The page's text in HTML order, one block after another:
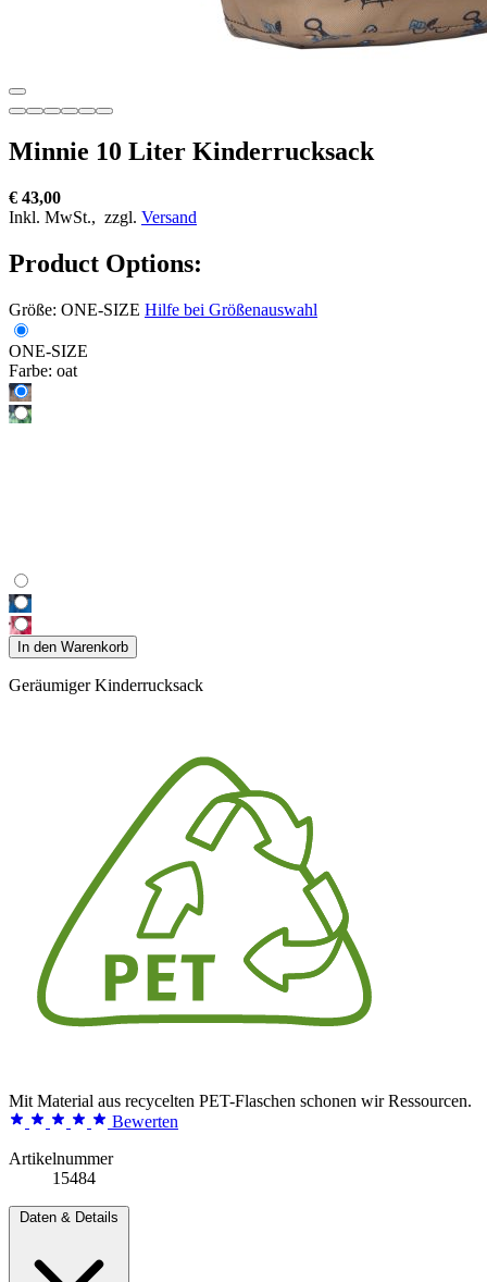
Minnie 10 Liter Kinderrucksack
€ 43,00
Inkl. MwSt., zzgl. Versand
Product Options:
Größe: ONE-SIZE Hilfe bei Größenauswahl
ONE-SIZE
Farbe: oat
In den Warenkorb
Geräumiger Kinderrucksack
Mit Material aus recycelten PET-Flaschen schonen wir Ressourcen.
Bewerten
Artikelnummer
15484
Daten & Details